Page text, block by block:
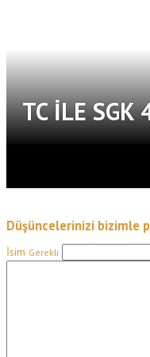
TC ILE SGK
Düşüncelerinizi bizimle
İsim Gerekli